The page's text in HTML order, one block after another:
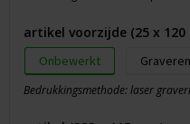
artikel voorzijde (25 x 120
Onbewerkt Graveren
Bedrukkingsmethode: laser